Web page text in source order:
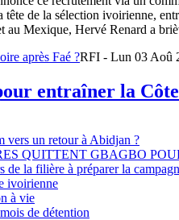
de la sélection ivoirienne,
Mexique, Hervé Renard a
RFI - Lun 03 Aoû
entraîner la
vers un retour à Abidjan ?
QUITTENT GBAGBO
la filière à préparer la
ivoirienne
à vie
de détention